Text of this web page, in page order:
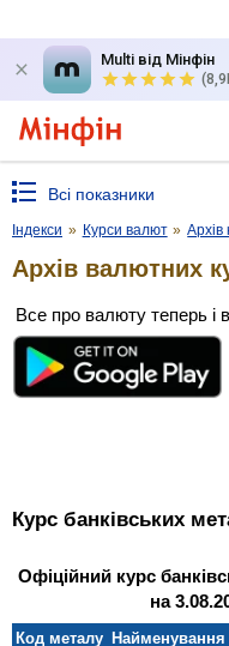
Multi від Мінфін
Всі показники
Індекси » Курси валют » Архів
Архів валютних
Все про валюту теперь і
Курс банківських
Офіційний курс
на
Код металу Найменування